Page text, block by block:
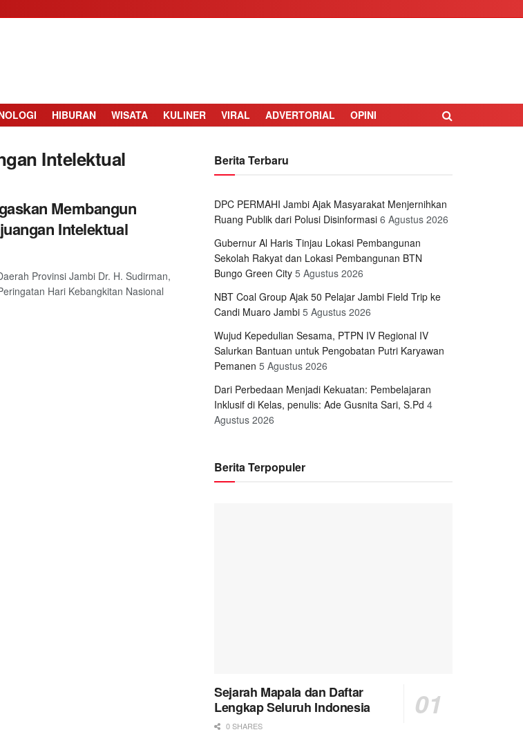
HIBURAN WISATA KULINER VIRAL ADVERTORIAL OPINI
Intelektual
Membangun
Intelektual
Provinsi Jambi Dr. H. Sudirman,
Hari Kebangkitan Nasional
Berita Terbaru
DPC PERMAHI Jambi Ajak Masyarakat Menjernihkan
Ruang Publik dari Polusi Disinformasi 6 Agustus 2026
Gubernur Al Haris Tinjau Lokasi Pembangunan
Sekolah Rakyat dan Lokasi Pembangunan BTN
Bungo Green City 5 Agustus 2026
NBT Coal Group Ajak 50 Pelajar Jambi Field Trip ke
Candi Muaro Jambi 5 Agustus 2026
Wujud Kepedulian Sesama, PTPN IV Regional IV
Salurkan Bantuan untuk Pengobatan Putri Karyawan
Pemanen 5 Agustus 2026
Dari Perbedaan Menjadi Kekuatan: Pembelajaran
Inklusif di Kelas, penulis: Ade Gusnita Sari, S.Pd 4
Agustus 2026
Berita Terpopuler
Sejarah Mapala dan Daftar
Lengkap Seluruh Indonesia
0 SHARES